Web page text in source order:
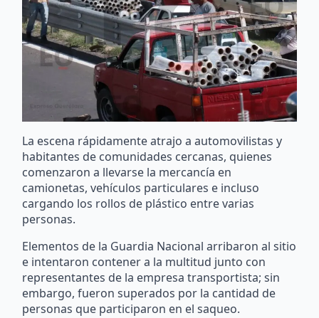
La escena rápidamente atrajo a automovilistas y
habitantes de comunidades cercanas, quienes
comenzaron a llevarse la mercancía en
camionetas, vehículos particulares e incluso
cargando los rollos de plástico entre varias
personas.
Elementos de la Guardia Nacional arribaron al sitio
e intentaron contener a la multitud junto con
representantes de la empresa transportista; sin
embargo, fueron superados por la cantidad de
personas que participaron en el saqueo.